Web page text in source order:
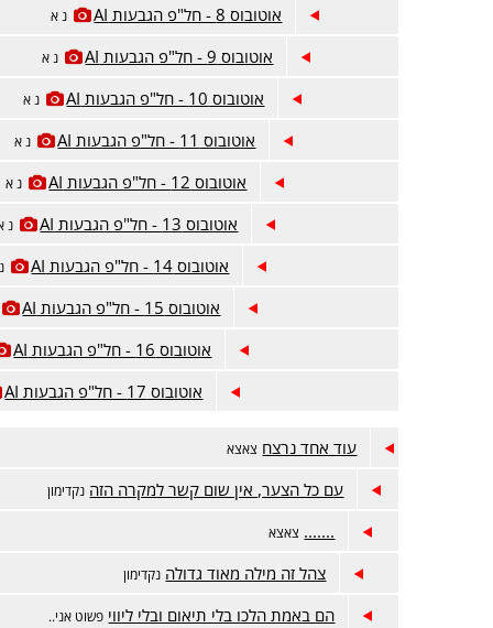
אוטובוס 8 - חל"פ הגבעות AI נ א
אוטובוס 9 - חל"פ הגבעות AI נ א
אוטובוס 10 - חל"פ הגבעות AI נ א
אוטובוס 11 - חל"פ הגבעות AI נ א
אוטובוס 12 - חל"פ הגבעות AI נ א
אוטובוס 13 - חל"פ הגבעות AI נ
אוטובוס 14 - חל"פ הגבעות AI
אוטובוס 15 - חל"פ הגבעות AI
אוטובוס 16 - חל"פ הגבעות AI
אוטובוס 17 - חל"פ הגבעות AI
עוד אחד נרצח צאצא
עם כל הצער, אין שום קשר למקרה הזה נקדימון
....... צאצא
צהל זה מילה מאוד גדולה נקדימון
הם באמת הלכו בלי תיאום ובלי ליווי פשוט אני..